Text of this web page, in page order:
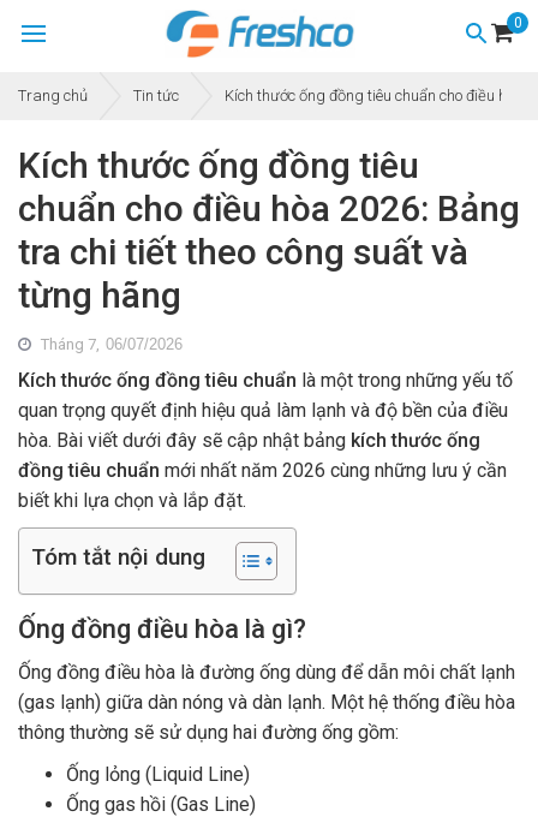
Trang chủ Tin tức Kích thước ống đồng tiêu chuẩn cho điều hòa
Kích thước ống đồng tiêu
chuẩn cho điều hòa 2026: Bảng
tra chi tiết theo công suất và
từng hãng
Tháng 7, 06/07/2026
Kích thước ống đồng tiêu chuẩn là một trong những yếu tố
quan trọng quyết định hiệu quả làm lạnh và độ bền của điều
hòa. Bài viết dưới đây sẽ cập nhật bảng kích thước ống
đồng tiêu chuẩn mới nhất năm 2026 cùng những lưu ý cần
biết khi lựa chọn và lắp đặt.
Tóm tắt nội dung
Ống đồng điều hòa là gì?
Ống đồng điều hòa là đường ống dùng để dẫn môi chất lạnh
(gas lạnh) giữa dàn nóng và dàn lạnh. Một hệ thống điều hòa
thông thường sẽ sử dụng hai đường ống gồm:
Ống lỏng (Liquid Line)
Ống gas hồi (Gas Line)
0